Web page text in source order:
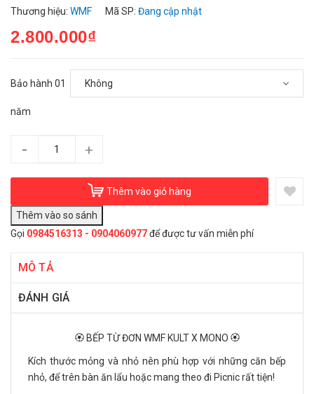
Thương hiệu: WMF Mã SP: Đang cập nhật
2.800.000₫
Bảo hành 01
năm
- +
Thêm vào giỏ hàng
Gọi 0984516313 - 0904060977để được tư vấn miễn phí
MÔ TẢ
ĐÁNH GIÁ
🏵️ BẾP TỪ ĐƠN WMF KULT X MONO 🏵️
Kích thước mỏng và nhỏ nên phù hợp với những căn bếp
nhỏ, để trên bàn ăn lẩu hoặc mang theo đi Picnic rất tiện!